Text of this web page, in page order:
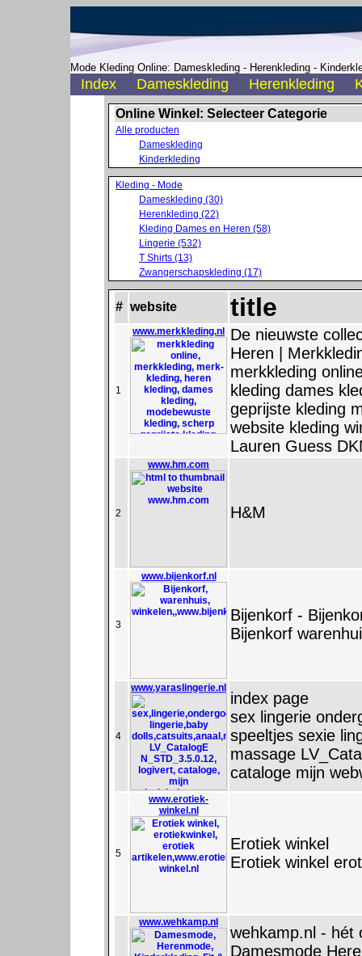
Mode Kleding Online: Dameskleding - Herenkleding -
Index Dameskleding Herenkleding
Online Winkel: Selecteer Categorie
Alle producten
Dameskleding
Kinderkleding
Kleding - Mode
Dameskleding (30)
Herenkleding (22)
Kleding Dames en Heren (58)
Lingerie (532)
T Shirts (13)
Zwangerschapskleding (17)
# website title
1
www.merkkleding.nl
De nieuwste
Heren |
merkkleding
kleding dames
geprijste kleding
website kleding
Lauren Guess
2
www.hm.com
H&M
3
www.bijenkorf.nl
Bijenkorf -
Bijenkorf
4
www.yaraslingerie.nl
index page
sex lingerie
speeltjes sexie
massage
cataloge mijn
5
www.erotiek-
winkel.nl
Erotiek winkel
Erotiek winkel
www.wehkamp.nl
wehkamp.nl - hét
Damesmode